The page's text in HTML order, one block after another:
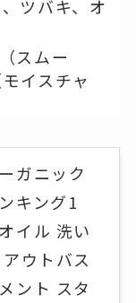
ツバキ、オ
スムー
イスチャ
ガニック
キング1
イル 洗い
ウトバス
ント スタ